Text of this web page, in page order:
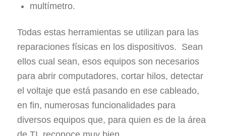
multímetro.
Todas estas herramientas se utilizan para las
reparaciones físicas en los dispositivos. Sean
ellos cual sean, esos equipos son necesarios
para abrir computadores, cortar hilos, detectar
el voltaje que está pasando en ese cableado,
en fin, numerosas funcionalidades para
diversos equipos que, para quien es de la área